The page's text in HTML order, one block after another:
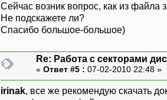
delay(1000);
puts("pishu");
off1=FP_OFF(dat1);
_asm{
mov bx,off1
mov es,segm1
Сейчас возник вопрос, как из файла
Не подскажете ли?
Спасибо большое-большое)
Re: Работа с секторами
« Ответ #5 : 07-02-2010 22:48 »
irinak, все же рекомендую скачать